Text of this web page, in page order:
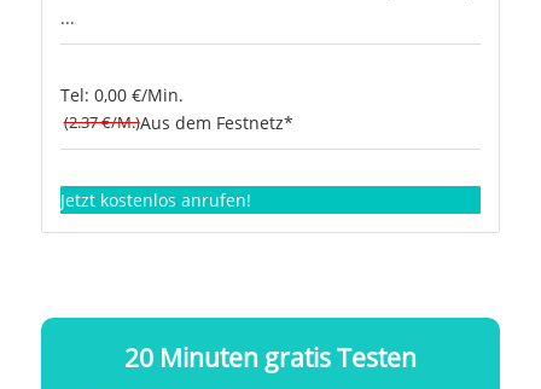
...
Tel: 0,00 €/Min.
(2.37 €/M.)Aus dem Festnetz*
Jetzt kostenlos anrufen!
20 Minuten gratis Testen